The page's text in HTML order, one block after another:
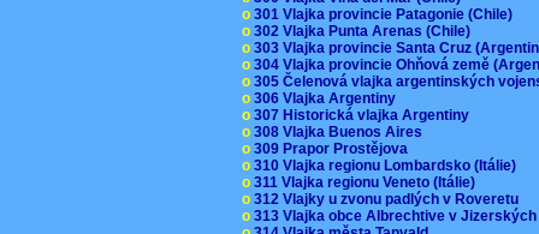
o 301 Vlajka provincie Patagonie (Chile)
o 302 Vlajka Punta Arenas (Chile)
o 303 Vlajka provincie Santa Cruz
o 304 Vlajka provincie Ohňová země
o 305 Čelenová vlajka argentinských
o 306 Vlajka Argentiny
o 307 Historická vlajka Argentiny
o 308 Vlajka Buenos Aires
o 309 Prapor Prostějova
o 310 Vlajka regionu Lombardsko (Itálie)
o 311 Vlajka regionu Veneto (Itálie)
o 312 Vlajky u zvonu padlých v Roveretu
o 313 Vlajka obce Albrechtive v